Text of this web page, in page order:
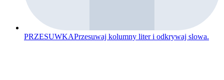
PRZESUWKAPrzesuwaj kolumny liter i odkrywaj slowa.